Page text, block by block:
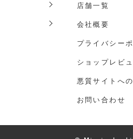
店舗一覧
会社概要
プライバシー
ショップレビ
悪質サイトへ
お問い合わせ